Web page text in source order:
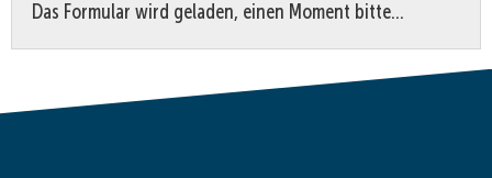
Das Formular wird geladen, einen Moment bitte…